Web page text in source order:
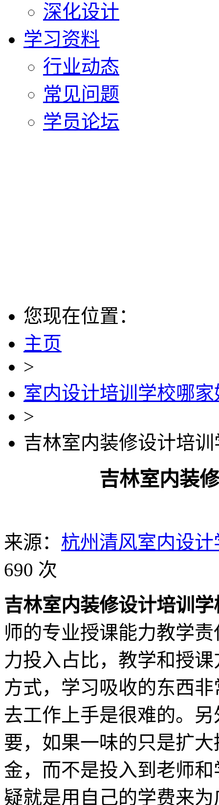
深化设计
学习资料
行业动态
常见问题
学员论坛
您现在位置：
主页
>
室内设计培训学校哪家
>
吉林室内装修设计培
吉林室内装
来源： 杭州清风室内设计
690 次
吉林室内装修设计培训
师的专业授课能力教学
力投入占比，教学和授
方式，学习吸收的东西
去工作上手是很难的。
要，如果一味的只是扩
金，而不是投入到老师
疑就是用自己的学费来